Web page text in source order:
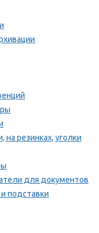
на резинках, уголки
для документов
подставки